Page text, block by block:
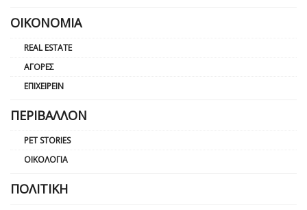
ΟΙΚΟΝΟΜΊΑ
REAL ESTATE
ΑΓΟΡΈΣ
ΕΠΙΧΕΙΡΕΊΝ
ΠΕΡΙΒΆΛΛΟΝ
PET STORIES
ΟΙΚΟΛΟΓΊΑ
ΠΟΛΙΤΙΚΉ